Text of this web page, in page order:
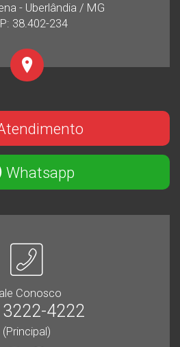
- Uberlândia / MG
38.402-234
Whatsapp
Conosco
4222
(Principal)